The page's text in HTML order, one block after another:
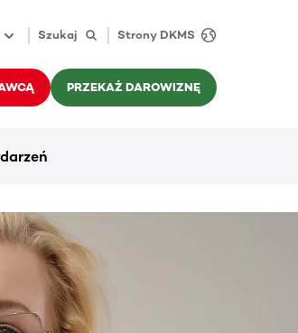
Szukaj Strony DKMS
PRZEKAŻ DAROWIZNĘ